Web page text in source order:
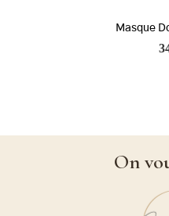
Masque
On